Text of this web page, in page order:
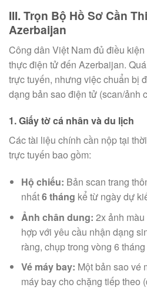
III. Trọn Bộ Hồ Sơ Cần
Azerbaijan
Công dân Việt Nam đủ điều
thực điện tử đến Azerbaijan.
trực tuyến, nhưng việc chuẩn bị
dạng bản sao điện tử (scan/ảnh
1. Giấy tờ cá nhân và du lịch
Các tài liệu chính cần nộp tại
trực tuyến bao gồm:
Hộ chiếu: Bản scan trang
nhất6 tháng kể từ ngày dự
Ảnh chân dung: 2x ảnh
hợp với yêu cầu nhận dạng
ràng, chụp trong vòng 6
Vé máy bay: Một bản sao vé
máy bay cho chặng tiếp theo